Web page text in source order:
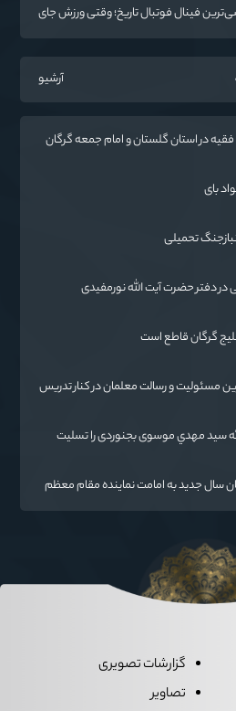
فینال فوتبال تاریخ؛ وقتی ورزش جای
آرشیو
در استان گلستان و امام جمعه گرگان
بای
تحمیلی
دفتر حضرت آیت الله نورمفیدی
گرگان قاطع است
مسئولیت و رسالت معلمان در کنار تدریس
سيد مهدي موسوی بجنوردی را تسلیت
سال جدید به امامت نماینده مقام معظم
گزارشات تصویری
تصاویر